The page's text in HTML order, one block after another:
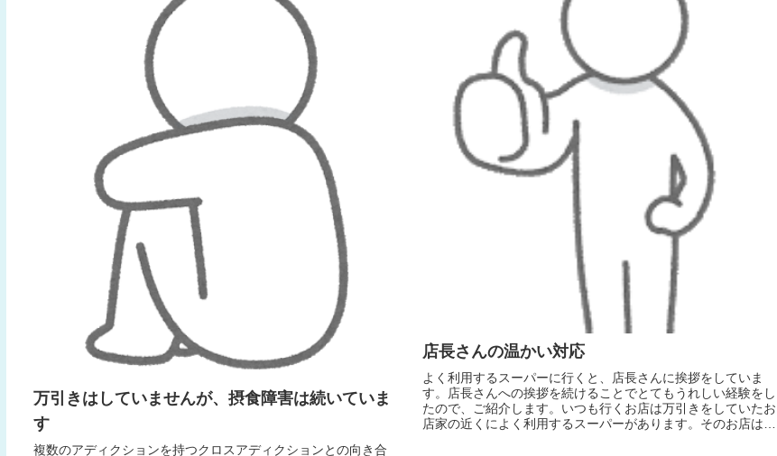
万引きはしていませんが、摂食障害は続いていま
す
複数のアディクションを持つクロスアディクションとの向き合
店長さんの温かい対応
よく利用するスーパーに行くと、店長さんに挨拶をしていま
す。店長さんへの挨拶を続けることでとてもうれしい経験をし
たので、ご紹介します。いつも行くお店は万引きをしていたお
店家の近くによく利用するスーパーがあります。そのお店はわ